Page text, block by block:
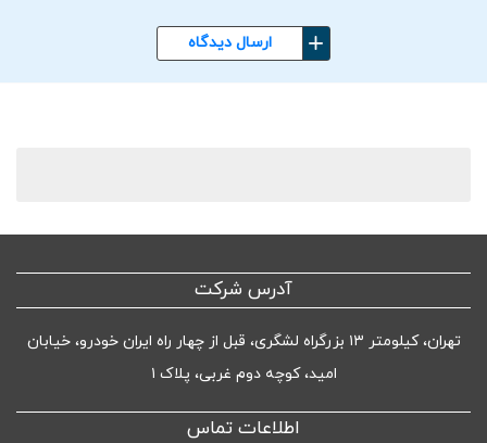
ارسال دیدگاه
آدرس شرکت
تهران، کیلومتر ۱۳ بزرگراه لشگری، قبل از چهار راه ایران خودرو، خیابان
امید، کوچه دوم غربی، پلاک ۱
اطلاعات تماس